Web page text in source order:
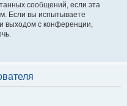
сообщений, если эта
Если вы испытываете
выходом с конференции,